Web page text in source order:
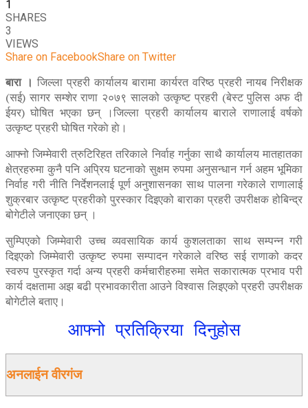
1
SHARES
3
VIEWS
Share on FacebookShare on Twitter
बारा । जिल्ला प्रहरी कार्यालय बारामा कार्यरत वरिष्ठ प्रहरी नायब निरीक्षक
(सई) सागर सम्शेर राणा २०७९ सालको उत्कृष्ट प्रहरी (बेस्ट पुलिस अफ दी
ईयर) घोषित भएका छन् ।जिल्ला प्रहरी कार्यालय बाराले राणालाई वर्षकाे
उत्कृष्ट प्रहरी घाेषित गरेकाे हाे।
आफ्नो जिम्मेवारी त्रुटिरिहत तरिकाले निर्वाह गर्नुका साथै कार्यालय मातहातका
क्षेत्रहरुमा कुनै पनि अप्रिय घटनाको सुक्षम रुपमा अनुसन्धान गर्न अहम भूमिका
निर्वाह गरी नीति निर्देशनलाई पूर्ण अनुशासनका साथ पालना गरेकाले राणालाई
शुक्रबार उत्कृष्ट प्रहरीको पुरस्कार दिइएको बाराका प्रहरी उपरीक्षक होबिन्द्र
बोगेटीले जनाएका छन् ।
सुम्पिएको जिम्मेवारी उच्च व्यवसायिक कार्य कुशलताका साथ सम्पन्न गरी
दिइएको जिम्मेवारी उत्कृष्ट रुपमा सम्पादन गरेकाले वरिष्ठ सई राणाको कदर
स्वरुप पुरस्कृत गर्दा अन्य प्रहरी कर्मचारीहरुमा समेत सकारात्मक प्रभाव परी
कार्य दक्षतामा अझ बढी प्रभावकारीता आउने विश्वास लिइएको प्रहरी उपरीक्षक
बोगेटीले बताए।
आफ्नो प्रतिक्रिया दिनुहोस
अनलाईन वीरगंज